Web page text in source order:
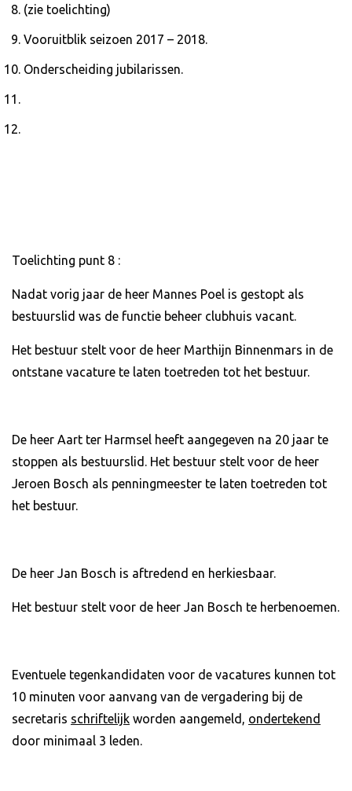
(zie toelichting)
Vooruitblik seizoen 2017 – 2018.
Onderscheiding jubilarissen.
Toelichting punt 8 :
Nadat vorig jaar de heer Mannes Poel is gestopt als
bestuurslid was de functie beheer clubhuis vacant.
Het bestuur stelt voor de heer Marthijn Binnenmars in de
ontstane vacature te laten toetreden tot het bestuur.
De heer Aart ter Harmsel heeft aangegeven na 20 jaar te
stoppen als bestuurslid. Het bestuur stelt voor de heer
Jeroen Bosch als penningmeester te laten toetreden tot
het bestuur.
De heer Jan Bosch is aftredend en herkiesbaar.
Het bestuur stelt voor de heer Jan Bosch te herbenoemen.
Eventuele tegenkandidaten voor de vacatures kunnen tot
10 minuten voor aanvang van de vergadering bij de
secretaris schriftelijk worden aangemeld, ondertekend
door minimaal 3 leden.